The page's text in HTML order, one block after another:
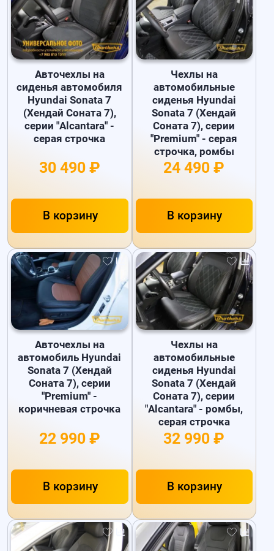
Авточехлы на
сиденья автомобиля
Hyundai Sonata 7
(Хендай Соната 7),
серии "Alcantara" -
серая строчка
30 490 ₽
В корзину
Чехлы на
автомобильные
сиденья Hyundai
Sonata 7 (Хендай
Соната 7), серии
"Premium" - серая
строчка, ромбы
24 490 ₽
В корзину
Авточехлы на
автомобиль Hyundai
Sonata 7 (Хендай
Соната 7), серии
"Premium" -
коричневая строчка
22 990 ₽
В корзину
Чехлы на
автомобильные
сиденья Hyundai
Sonata 7 (Хендай
Соната 7), серии
"Alcantara" - ромбы,
серая строчка
32 990 ₽
В корзину